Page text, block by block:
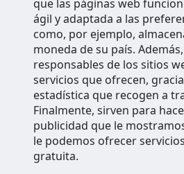
que las páginas web
ágil y adaptada a las
como, por ejemplo,
moneda de su país.
responsables de los sitios
servicios que ofrecen,
estadística que recogen a
Finalmente, sirven para
publicidad que le
le podemos ofrecer
gratuita.